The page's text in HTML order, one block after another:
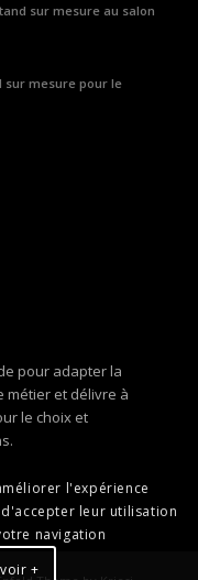
sur mesure au salon
sur mesure pour le
pour adapter la
métier et délivre à
le choix et
l'expérience
leur utilisation
navigation
+